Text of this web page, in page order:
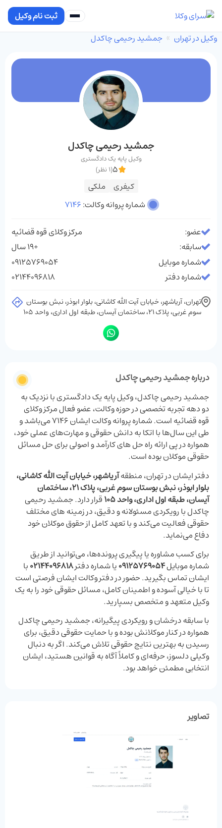
ثبت نام وکیل
وکیل در تهران
جمشید رحیمی چاکدل
جمشید رحیمی چاکدل
وکیل پایه یک دادگستری
5(1 نظر)
کیفری
ملکی
شماره پروانه وکالت:7146
عضو:
مرکز وکلای قوه قضائیه
سابقه:
+19 سال
شماره موبایل
09125769054
شماره دفتر
02144096818
تهران، آریاشهر، خیابان آیت ‌الله کاشانی، بلوار ابوذر، نبش بوستان
سوم غربی، پلاک 21، ساختمان آیسان، طبقه اول اداری، واحد 105
درباره جمشید رحیمی چاکدل
جمشید رحیمی چاکدل، وکیل پایه یک دادگستری با نزدیک به
دو دهه تجربه تخصصی در حوزه وکالت، عضو فعال مرکز وکلای
قوه قضائیه است. شماره پروانه وکالت ایشان 7146 می‌باشد و
طی این سال‌ها با اتکا به دانش حقوقی و مهارت‌های عملی خود،
همواره در پی ارائه راه‌ حل ‌های کارآمد و اصولی برای حل مسائل
حقوقی موکلان بوده است.
دفتر ایشان در تهران، منطقهآریاشهر، خیابان آیت ‌الله کاشانی،
بلوار ابوذر، نبش بوستان سوم غربی، پلاک 21، ساختمان
آیسان، طبقه اول اداری، واحد 105
قرار دارد. جمشید رحیمی
چاکدل با رویکردی مسئولانه و دقیق، در زمینه ‌های مختلف
حقوقی فعالیت می‌کند و با تعهد کامل از حقوق موکلان خود
دفاع می‌نماید.
برای کسب مشاوره یا پیگیری پرونده‌ها، می‌توانید از طریق
شماره موبایل09125769054یا شماره دفتر02144096818با
ایشان تماس بگیرید. حضور در دفتر وکالت ایشان فرصتی است
تا با خیالی آسوده و اطمینان کامل، مسائل حقوقی خود را به یک
وکیل متعهد و متخصص بسپارید.
با سابقه درخشان و رویکردی پیگیرانه، جمشید رحیمی چاکدل
همواره در کنار موکلانش بوده و با حمایت حقوقی دقیق، برای
رسیدن به بهترین نتایج حقوقی تلاش می‌کند. اگر به دنبال
وکیلی دلسوز، حرفه‌ای و کاملاً آگاه به قوانین هستید، ایشان
انتخابی مطمئن خواهد بود.
تصاویر